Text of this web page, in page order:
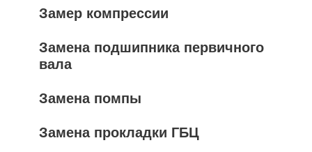
Замер компрессии
Замена подшипника первичного
вала
Замена помпы
Замена прокладки ГБЦ